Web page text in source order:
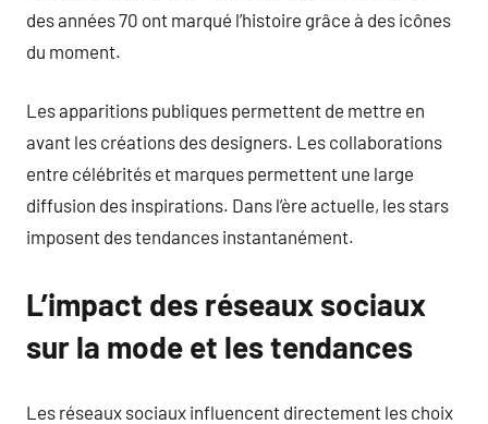
des années 70 ont marqué l’histoire grâce à des icônes
du moment.
Les apparitions publiques permettent de mettre en
avant les créations des designers. Les collaborations
entre célébrités et marques permettent une large
diffusion des inspirations. Dans l’ère actuelle, les stars
imposent des tendances instantanément.
L’impact des réseaux sociaux
sur la mode et les tendances
Les réseaux sociaux influencent directement les choix